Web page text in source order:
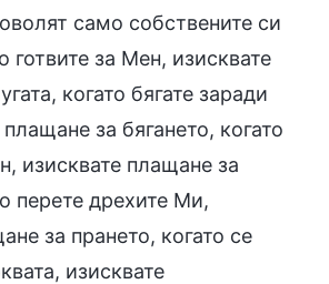
само собствените си
готвите за Мен, изисквате
когато бягате заради
за бягането, когато
изисквате плащане за
перете дрехите Ми,
за прането, когато се
изисквате